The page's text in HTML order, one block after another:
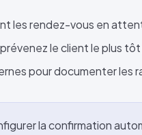
les rendez-vous en
le client le plus
pour documenter les
la confirmation